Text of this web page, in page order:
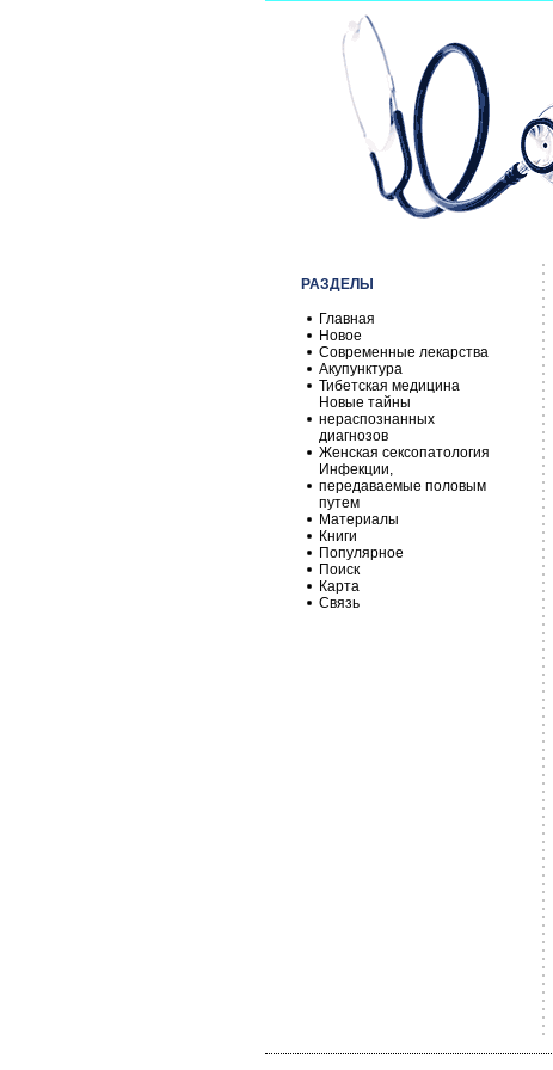
РАЗДЕЛЫ
Главная
Новое
Современные лекарства
Акупунктура
Тибетская медицина
Новые тайны
нераспознанных
диагнозов
Женская сексопатология
Инфекции,
передаваемые половым
путем
Материалы
Книги
Популярное
Поиск
Карта
Связь